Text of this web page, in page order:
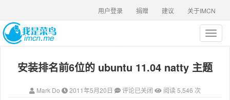
关于IMCN
建议
捐赠
用户登录
T
o
g
l
安装排名前6位的 ubuntu 11.04 natty 主题
Mark Do 2011年5月20日 评论已关闭 阅读 5,546 次